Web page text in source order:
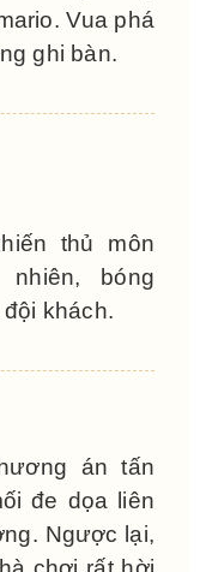
Vua phá
ghi bàn.
thủ môn
bóng
khách.
án tấn
đe dọa liên
Ngược lại,